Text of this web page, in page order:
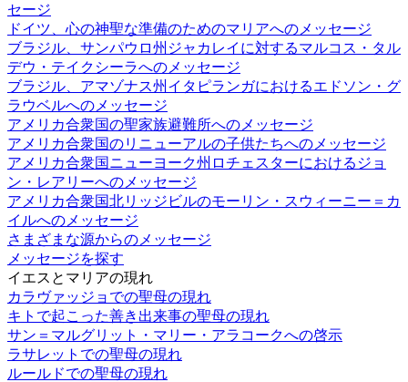
セージ
ドイツ、心の神聖な準備のためのマリアへのメッセージ
ブラジル、サンパウロ州ジャカレイに対するマルコス・タル
デウ・テイクシーラへのメッセージ
ブラジル、アマゾナス州イタピランガにおけるエドソン・グ
ラウベルへのメッセージ
アメリカ合衆国の聖家族避難所へのメッセージ
アメリカ合衆国のリニューアルの子供たちへのメッセージ
アメリカ合衆国ニューヨーク州ロチェスターにおけるジョ
ン・レアリーへのメッセージ
アメリカ合衆国北リッジビルのモーリン・スウィーニー＝カ
イルへのメッセージ
さまざまな源からのメッセージ
メッセージを探す
イエスとマリアの現れ
カラヴァッジョでの聖母の現れ
キトで起こった善き出来事の聖母の現れ
サン＝マルグリット・マリー・アラコークへの啓示
ラサレットでの聖母の現れ
ルールドでの聖母の現れ